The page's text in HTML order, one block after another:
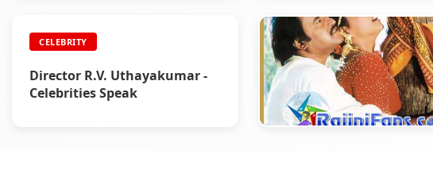
CELEBRITY
Actor V.K. Ramasamy -
Celebrities Speaks About
Superstar Rajinikanth
CELEBRITY
Director R.V. Uthayakumar -
Celebrities Speak